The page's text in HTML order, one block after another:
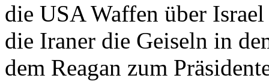
die USA Waffen über
die Iraner die Geiseln in
dem Reagan zum